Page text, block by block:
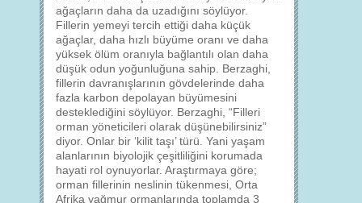
ağaçların daha da uzadığını söylüyor.
Fillerin yemeyi tercih ettiği daha küçük
ağaçlar, daha hızlı büyüme oranı ve daha
yüksek ölüm oranıyla bağlantılı olan daha
düşük odun yoğunluğuna sahip. Berzaghi,
fillerin davranışlarının gövdelerinde daha
fazla karbon depolayan büyümesini
desteklediğini söylüyor. Berzaghi, “Filleri
orman yöneticileri olarak düşünebilirsiniz”
diyor. Onlar bir ‘kilit taşı’ türü. Yani yaşam
alanlarının biyolojik çeşitliliğini korumada
hayati rol oynuyorlar. Araştırmaya göre;
orman fillerinin neslinin tükenmesi, Orta
Afrika yağmur ormanlarında toplamda 3